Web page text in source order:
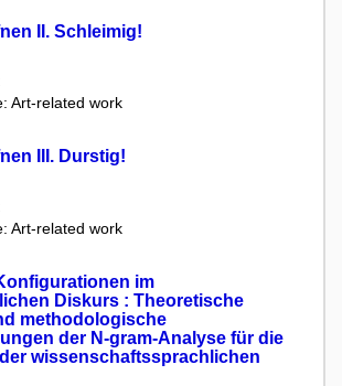
II. Schleimig!
Art-related work
III. Durstig!
Art-related work
im
Diskurs : Theoretische
methodologische
der N-gram-Analyse für die
wissenschaftssprachlichen